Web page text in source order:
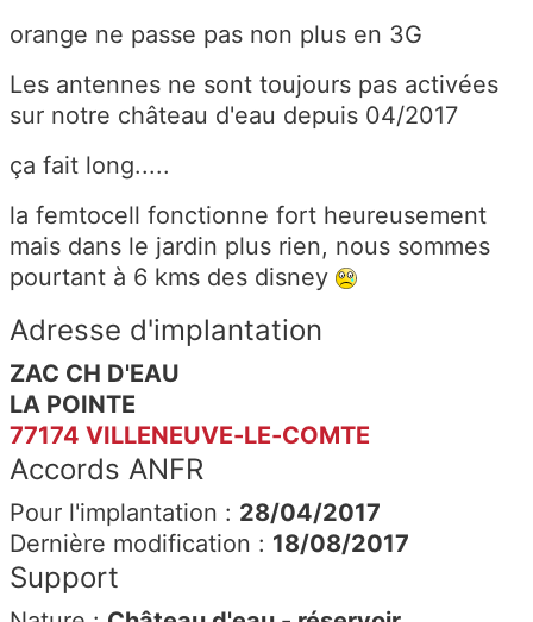
orange ne passe pas non plus en 3G
Les antennes ne sont toujours pas activées
sur notre château d'eau depuis 04/2017
ça fait long.....
la femtocell fonctionne fort heureusement
mais dans le jardin plus rien, nous sommes
pourtant à 6 kms des disney
Adresse d'implantation
ZAC CH D'EAU
LA POINTE
77174 VILLENEUVE-LE-COMTE
Accords ANFR
Pour l'implantation : 28/04/2017
Dernière modification : 18/08/2017
Support